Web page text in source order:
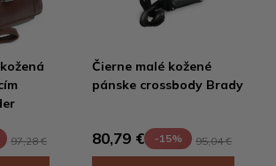
97,28 €
Čierne malé kožené
pánske crossbody Brady
80,79 € -15% 95,04 €